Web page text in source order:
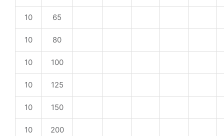
10 65
10 80
10 100
10 125
10 150
10 200